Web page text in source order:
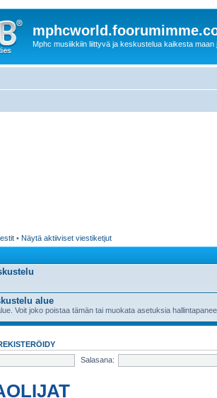
Mphc musiikkiin liittyvä ja keskustelua kaikesta maan
• Näytä aktiiviset viestiketjut
alue
Voit joko poistaa tämän tai muokata asetuksia
Salasana: